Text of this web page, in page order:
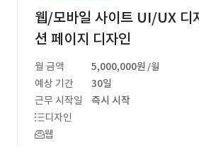
웹/모바일 사이트 UI/UX 디
션 페이지 디자인
월 금액 5,000,000원 /월
예상 기간
30일
근무 시작일
즉시 시작
디자인
웹